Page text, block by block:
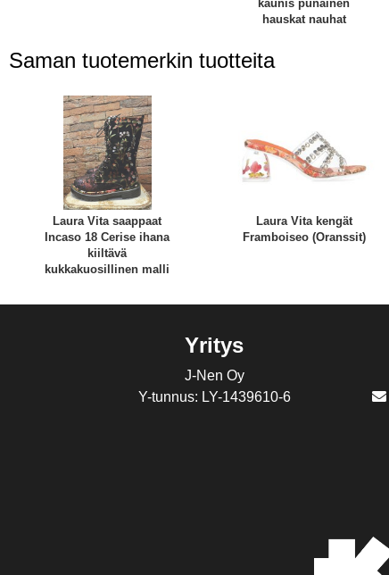
kaunis punainen
hauskat nauhat
Saman tuotemerkin tuotteita
Laura Vita saappaat
Incaso 18 Cerise ihana
kiiltävä
kukkakuosillinen malli
Laura Vita kengät
Framboiseo (Oranssit)
Yritys
J-Nen Oy
Y-tunnus: LY-1439610-6